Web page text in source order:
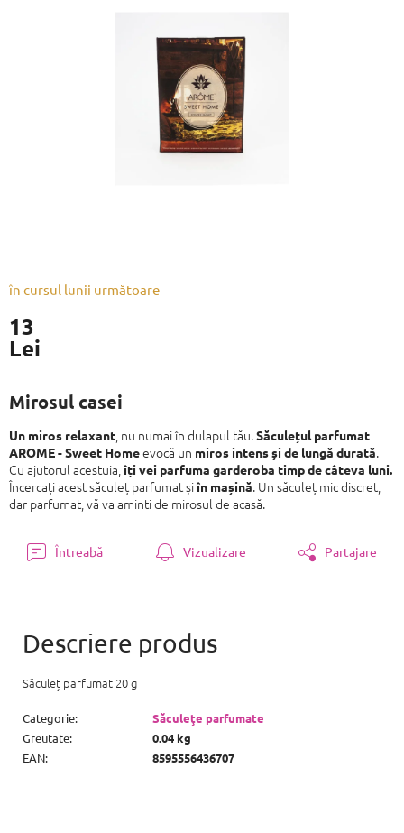
13
Lei
în cursul lunii următoare
Mirosul casei
Un miros relaxant , nu numai în dulapul tău.Săculețul parfumat
AROME - Sweet Homeevocă un miros intens și de lungă durată.
Cu ajutorul acestuia, îți vei parfuma garderoba timp de câteva luni.
Încercați acest săculeț parfumat șiîn mașină. Un săculeț mic discret,
dar parfumat, vă va aminti de mirosul de acasă.
Întreabă Vizualizare Partajare
Săculeț parfumat 20 g
Categorie:
Săculeţe parfumate
Greutate:
0.04 kg
EAN: 8595556436707